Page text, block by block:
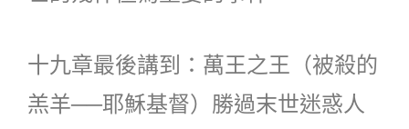
十九章最後講到：萬王之王（被殺的
羔羊──耶穌基督）勝過末世迷惑人